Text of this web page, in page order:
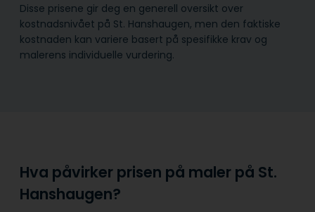
Disse prisene gir deg en generell oversikt over
kostnadsnivået på St. Hanshaugen, men den faktiske
kostnaden kan variere basert på spesifikke krav og
malerens individuelle vurdering.
Hva påvirker prisen på maler på St.
Hanshaugen?